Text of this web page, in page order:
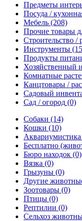
Предметы
Посуда /
Мебель (208)
Прочие товары
Строительство /
Инструменты
Продукты
Хозяйственный
Комнатные
Канцтовары /
Садовый
Сад / огород (0)
Собаки (14)
Кошки (10)
Аквариумистика
Бесплатно
Бюро находок (0)
Вязка (0)
Грызуны (0)
Другие
Зоотовары (0)
Птицы (0)
Рептилии (0)
Сельхоз